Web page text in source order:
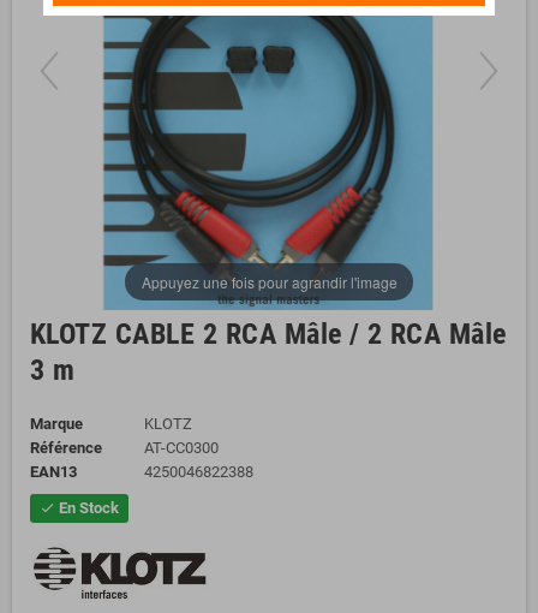
Appuyez une fois pour agrandir l'image
KLOTZ CABLE 2 RCA Mâle / 2 RCA Mâle
3 m
Marque
KLOTZ
Référence
AT-CC0300
EAN13
4250046822388
check En Stock